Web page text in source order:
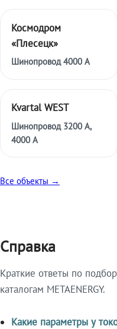
Космодром
«Плесецк»
Шинопровод 4000 А
Kvartal WEST
Шинопровод 3200 А,
4000 А
Все объекты →
Справка
Краткие ответы по
каталогам METAENERGY.
Какие параметры у